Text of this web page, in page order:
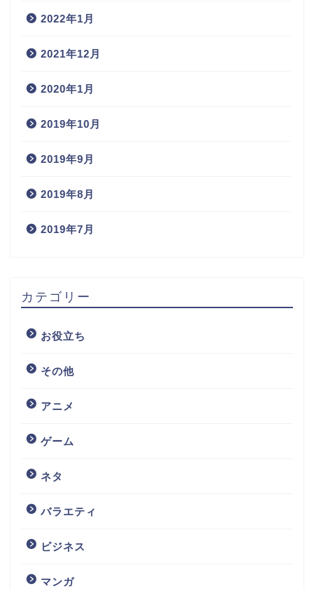
2022年1月
2021年12月
2020年1月
2019年10月
2019年9月
2019年8月
2019年7月
カテゴリー
お役立ち
その他
アニメ
ゲーム
ネタ
バラエティ
ビジネス
マンガ